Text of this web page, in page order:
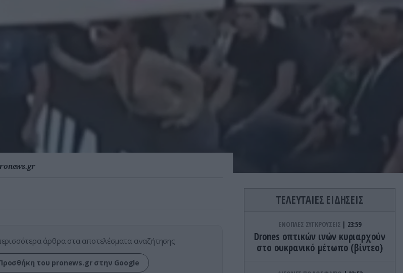
άρθρα στα αποτελέσματα αναζήτησης
του pronews.gr στην Google
ΤΕΛΕΥΤΑΙΕΣ ΕΙΔΗΣΕΙΣ
ΕΝΟΠΛΕΣ ΣΥΓΚΡΟΥΣΕΙΣ 23:59
Drones οπτικών ινών κυριαρχούν
στο ουκρανικό μέτωπο (βίντεο)